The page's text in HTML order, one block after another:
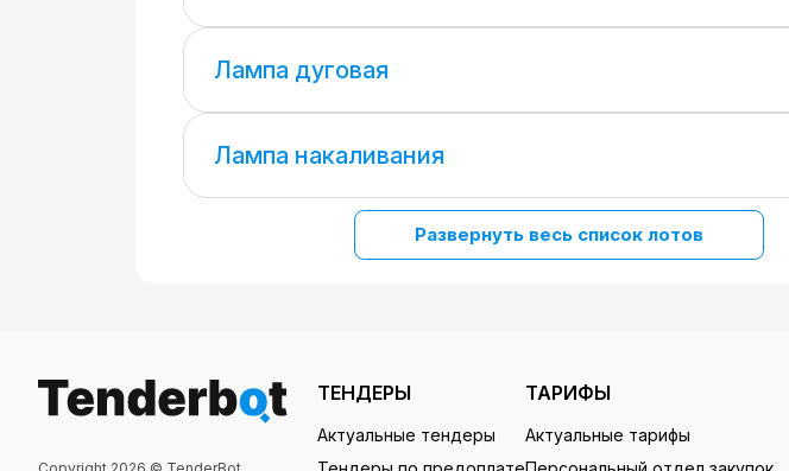
Лампа дуговая
Лампа накаливания
Развернуть весь список лотов
ТЕНДЕРЫ
Актуальные тендеры
ТАРИФЫ
Актуальные тарифы